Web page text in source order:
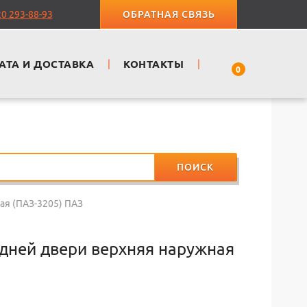
ПОИСК
(ПАЗ-3205) ПАЗ
двери верхняя наружная
293-88-93 ОБРАТНАЯ СВЯЗЬ
И ДОСТАВКА КОНТАКТЫ 0